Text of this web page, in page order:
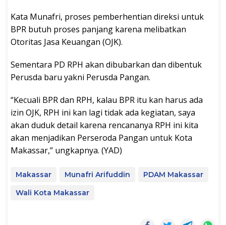
Kata Munafri, proses pemberhentian direksi untuk
BPR butuh proses panjang karena melibatkan
Otoritas Jasa Keuangan (OJK).
Sementara PD RPH akan dibubarkan dan dibentuk
Perusda baru yakni Perusda Pangan.
“Kecuali BPR dan RPH, kalau BPR itu kan harus ada
izin OJK, RPH ini kan lagi tidak ada kegiatan, saya
akan duduk detail karena rencananya RPH ini kita
akan menjadikan Perseroda Pangan untuk Kota
Makassar,” ungkapnya. (YAD)
Makassar Munafri Arifuddin
PDAM Makassar
Wali Kota Makassar